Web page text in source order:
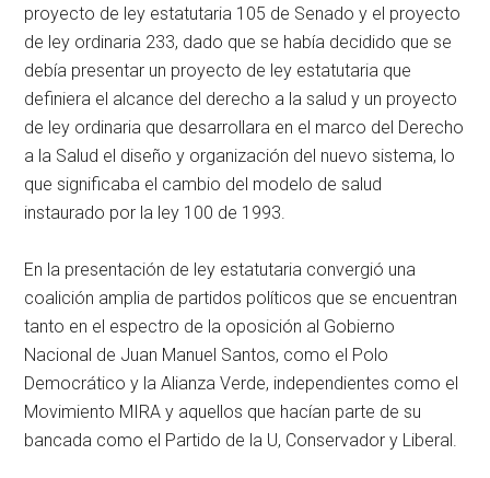
proyecto de ley estatutaria 105 de Senado y el proyecto
de ley ordinaria 233, dado que se había decidido que se
debía presentar un proyecto de ley estatutaria que
definiera el alcance del derecho a la salud y un proyecto
de ley ordinaria que desarrollara en el marco del Derecho
a la Salud el diseño y organización del nuevo sistema, lo
que significaba el cambio del modelo de salud
instaurado por la ley 100 de 1993.
En la presentación de ley estatutaria convergió una
coalición amplia de partidos políticos que se encuentran
tanto en el espectro de la oposición al Gobierno
Nacional de Juan Manuel Santos, como el Polo
Democrático y la Alianza Verde, independientes como el
Movimiento MIRA y aquellos que hacían parte de su
bancada como el Partido de la U, Conservador y Liberal.